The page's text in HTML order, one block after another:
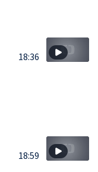
18:36
18:59